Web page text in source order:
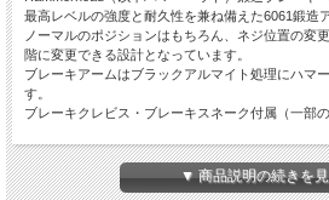
最高レベルの強度と耐久性を兼ね備えた6061鍛造
ノーマルのポジションはもちろん、ネジ位置の変
階に変更できる設計となっています。
ブレーキアームはブラックアルマイト処理にハマ
す。
ブレーキクレビス・ブレーキスネーク付属（一部の
全てのティップ（チタンを除く）は6061アルミを
アルマイト済み。
3種類から選べるティップは、ライダーのニーズに
▼ 商品説明の続きを